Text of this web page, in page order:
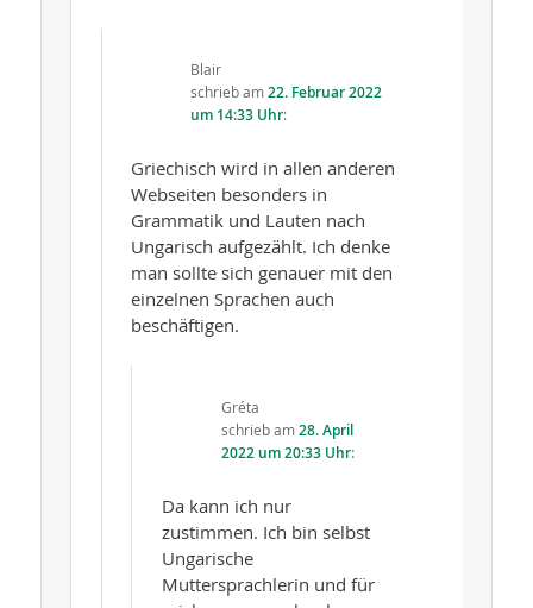
Blair
schriebam22. Februar 2022
um 14:33 Uhr:
Griechisch wird in allen anderen
Webseiten besonders in
Grammatik und Lauten nach
Ungarisch aufgezählt. Ich denke
man sollte sich genauer mit den
einzelnen Sprachen auch
beschäftigen.
Gréta
schriebam28. April
2022 um 20:33 Uhr:
Da kann ich nur
zustimmen. Ich bin selbst
Ungarische
Muttersprachlerin und für